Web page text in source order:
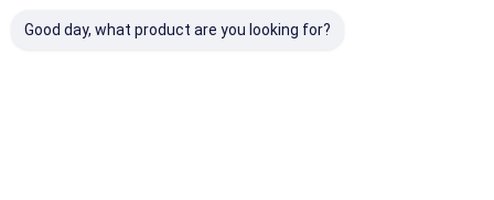
Good day, what product are you looking for?